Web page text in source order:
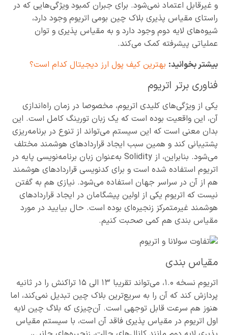
و غیرقابل اعتماد نمی‌شود. برای جبران کمبود ویژگی‌هایی که در
راستای مقیاس پذیری بلاک چین بومی اتریوم وجود دارد،
شیوه‌های لایه دوم وجود دارد و به مقیاس پذیری و توان
عملیاتی پیشرفته کمک می‌کند.
بیشتر بخوانید: بهترین کیف پول ارز دیجیتال کدام است؟
فناوری برتر اتریوم
یکی از ویژگی‌های کلیدی اتریوم، مخصوصا در زمان راه‌اندازی
آن، این واقعیت بوده است که یک زبان تورینگ کامل است. این
بدان معنی است که این سیستم می‌تواند از تنوع در برنامه‌ریزی
پشتیبانی کند و همین سبب ایجاد قراردادهای هوشمند مختلف
می‌شود. بنابراین، از Solidity به‌عنوان زبان برنامه‌نویسی پایه در
اتریوم استفاده شده است و برای کدنویسی قراردادهای هوشمند
هم از آن در سراسر جهان استفاده می‌شود. نیازی هم به گفتن
نیست که اتریوم یکی از اولین پیشگامان در ایجاد قراردادهای
هوشمند غیرمتمرکز زنجیره‌ای بوده است. حال بیایید در مورد
مقیاس بندی هم کمی صحبت کنیم.
مقیاس بندی
اتریوم نسخه ۱.۰، می‌تواند تقریبا ۱۳ الی ۱۵ تراکنش را در ثانیه
پردازش کند که آن را به سریع‌ترین بلاک چین تبدیل نمی‌کند، اما
هنوز هم سرعت قابل توجهی است. آن‌چیزی که بلاگ چین لایه
اول اتریوم در مقیاس پذیری فاقد آن است، با سیستم مقیاس